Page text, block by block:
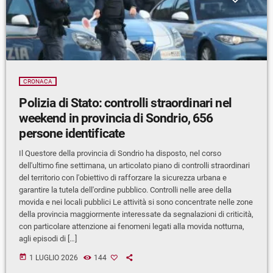
CRONACA
Polizia di Stato: controlli straordinari nel
weekend in provincia di Sondrio, 656
persone identificate
Il Questore della provincia di Sondrio ha disposto, nel corso
dell'ultimo fine settimana, un articolato piano di controlli straordinari
del territorio con l'obiettivo di rafforzare la sicurezza urbana e
garantire la tutela dell'ordine pubblico. Controlli nelle aree della
movida e nei locali pubblici Le attività si sono concentrate nelle zone
della provincia maggiormente interessate da segnalazioni di criticità,
con particolare attenzione ai fenomeni legati alla movida notturna,
agli episodi di […]
today 1 LUGLIO 2026 144